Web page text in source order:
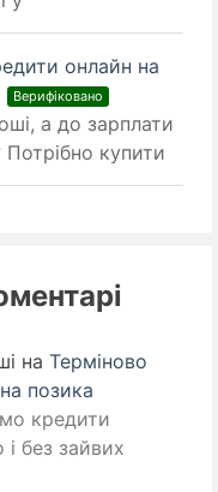
онлайн на
Верифіковано
а до зарплати
Потрібно купити
на Терміново
позика
кредити
без зайвих